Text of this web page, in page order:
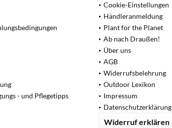
- und Pflegetipps
Cookie-Einstellungen
Händleranmeldung
Plant for the Planet
Ab nach Draußen!
Über uns
AGB
Widerrufsbelehrung
Outdoor Lexikon
Impressum
Datenschutzerklärung
Widerruf erklären